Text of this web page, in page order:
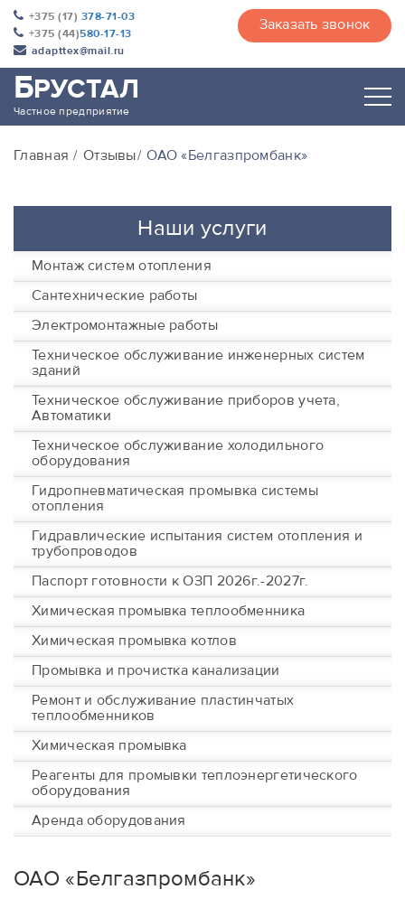
+375 (17) 378-71-03
+375 (44)580-17-13
adapttex@mail.ru
Заказать звонок
БРУСТАЛ
Частное предприятие
Главная Отзывы ОАО «Белгазпромбанк»
Наши услуги
Монтаж систем отопления
Сантехнические работы
Электромонтажные работы
Техническое обслуживание инженерных систем
зданий
Техническое обслуживание приборов учета,
Автоматики
Техническое обслуживание холодильного
оборудования
Гидропневматическая промывка системы
отопления
Гидравлические испытания систем отопления и
трубопроводов
Паспорт готовности к ОЗП 2026г.-2027г.
Химическая промывка теплообменника
Химическая промывка котлов
Промывка и прочистка канализации
Ремонт и обслуживание пластинчатых
теплообменников
Химическая промывка
Реагенты для промывки теплоэнергетического
оборудования
Аренда оборудования
ОАО «Белгазпромбанк»